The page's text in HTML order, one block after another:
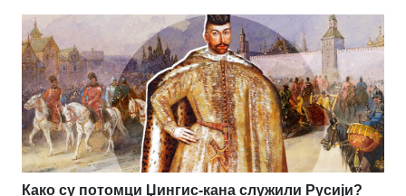
Како су потомци Џингис-кана служили Русији?